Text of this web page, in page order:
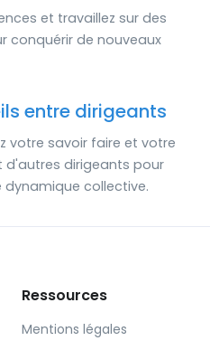
et travaillez sur des
conquérir de nouveaux
entre dirigeants
votre savoir faire et votre
dirigeants pour
dynamique collective.
Ressources
Mentions légales